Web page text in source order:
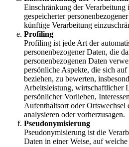
Einschränkung der
gespeicherter
künftige Verarbeitung
Profiling
Profiling ist jede Art der
personenbezogener Daten, die
personenbezogenen Daten
persönliche Aspekte, die sich
beziehen, zu bewerten,
Arbeitsleistung, wirtschaftlicher
persönlicher Vorlieben,
Aufenthaltsort oder Ortswechsel
analysieren oder vorherzusagen.
Pseudonymisierung
Pseudonymisierung ist die
Daten in einer Weise, auf